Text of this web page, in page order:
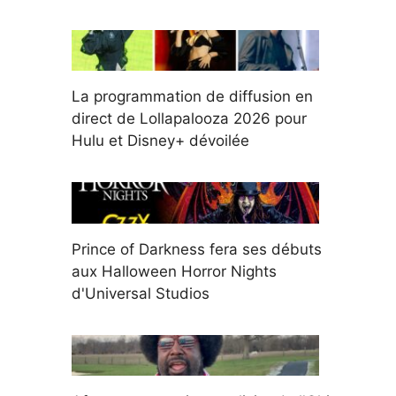
La programmation de diffusion en
direct de Lollapalooza 2026 pour
Hulu et Disney+ dévoilée
Prince of Darkness fera ses débuts
aux Halloween Horror Nights
d'Universal Studios